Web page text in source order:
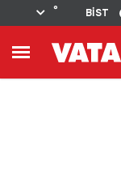
° BİST